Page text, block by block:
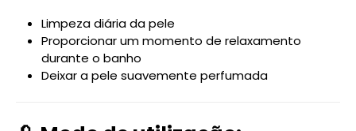
Limpeza diária da pele
Proporcionar um momento de relaxamento
durante o banho
Deixar a pele suavemente perfumada